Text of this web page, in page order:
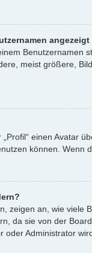
angezeigt
Benutzernamen
meist größere,
einen Avatar
können. Wenn
zeigen an, wie
da sie von der
Administrator